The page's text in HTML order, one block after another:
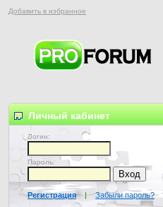
Добавить в избранное
Личный кабинет
Логин:
Пароль:
Регистрация | Забыли пароль?